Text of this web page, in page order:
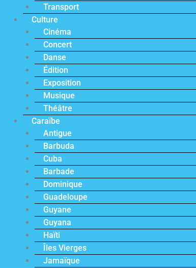
Transport
Culture
Cinéma
Concert
Danse
Édition
Exposition
Musique
Théâtre
Caraïbe
Antigue
Barbuda
Cuba
Barbade
Dominique
Guadeloupe
Guyane
Guyana
Haïti
Îles Vierges
Jamaïque